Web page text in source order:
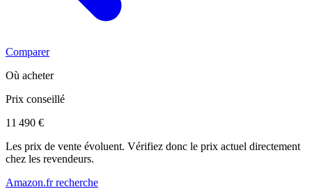
Comparer
Où acheter
Prix conseillé
11 490 €
Les prix de vente évoluent. Vérifiez donc le prix actuel directement
chez les revendeurs.
Amazon.fr recherche